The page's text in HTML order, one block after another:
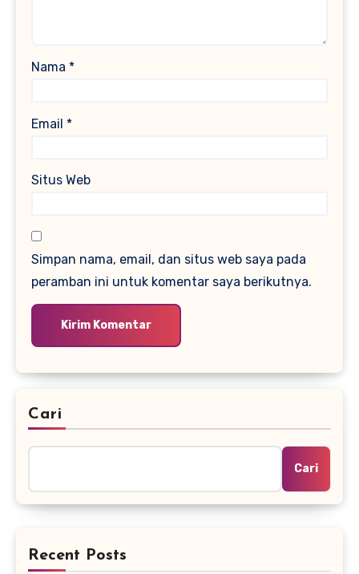
Nama *
Email *
Situs Web
Simpan nama, email, dan situs web saya pada
peramban ini untuk komentar saya berikutnya.
Cari
Cari
Recent Posts